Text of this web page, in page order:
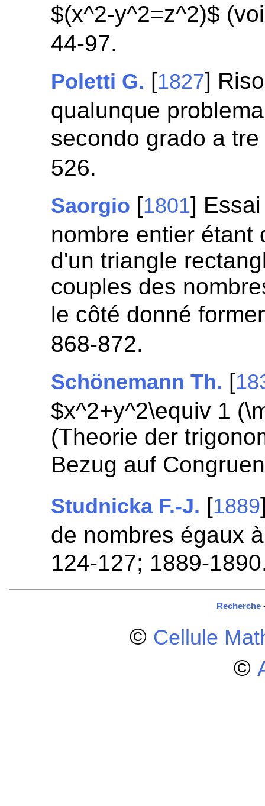
$(x^2-y^2=z^2)$
44-97.
Poletti G. [1827]
qualunque
secondo grado a
526.
Saorgio [1801]
nombre entier étant
d'un triangle
couples des
le côté donné
868-872.
Schönemann Th. [
$x^2+y^2\equiv 1
(Theorie der
Bezug auf
Studnicka F.-J. [1889
de nombres égaux
124-127; 1889-
Recherche
© Cellule
©